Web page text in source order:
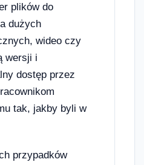
plików do
dużych
wideo czy
wersji i
dostęp przez
tak, jakby byli w
przypadków